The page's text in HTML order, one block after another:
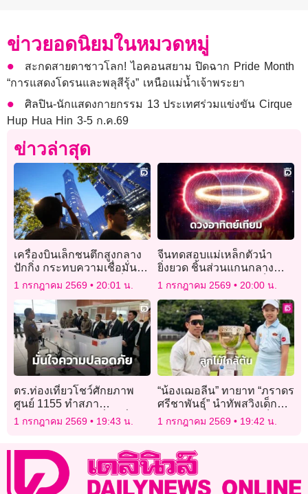
ข่าวยอดนิยมในหมวดหมู่
สะกดสายตาชาวโลก! ไอคอนสยาม ปิดฉาก Pride Month
“การแสดงโดรนและพลุสีรุ้ง” เหนือแม่น้ำเจ้าพระยา
ศิลปิน-นักแสดงกายกรรม 13 ประเทศร่วมแข่งขัน Cirque
Hup Hua Hin 3-5 ก.ค.69
ข่าวล่าสุด
เครื่องบินเล็กชนตึกสูงกลาง
ปักกิ่ง กระทบความเชื่อมั่น
เศรษฐกิจการบินระดับต่ำ
1 กรกฎาคม 2569 20:01 น.
จีนทดสอบแม่เหล็กตัวนำ
ยิ่งยวด ชิ้นส่วนแกนกลาง
“ดวงอาทิตย์เทียม” สำเร็จใน
ระดับโลก (คลิป)
1 กรกฎาคม 2569 20:00 น.
ตร.ท่องเที่ยวโชว์ศักยภาพ
ศูนย์ 1155 ทำสภา
อุตสาหกรรมท่องเที่ยว มั่นใจ
ความปลอดภัยนักท่องเที่ยว
1 กรกฎาคม 2569 19:43 น.
“น้องเฌอลีน” ทายาท “ภราดร
ศรีชาพันธุ์” นำทัพสวิงเด็ก
ไทย กวาด 4 แชมป์รุ่นเล็ก
“FCG International
1 กรกฎาคม 2569 19:42 น.